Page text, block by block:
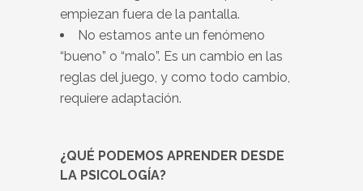
empiezan fuera de la pantalla.
No estamos ante un fenómeno
“bueno” o “malo”. Es un cambio en las
reglas del juego, y como todo cambio,
requiere adaptación.
¿QUÉ PODEMOS APRENDER DESDE
LA PSICOLOGÍA?